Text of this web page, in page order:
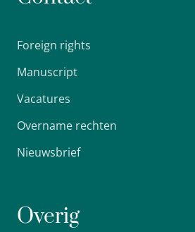
Foreign rights
Manuscript
Vacatures
Overname rechten
Nieuwsbrief
Overig